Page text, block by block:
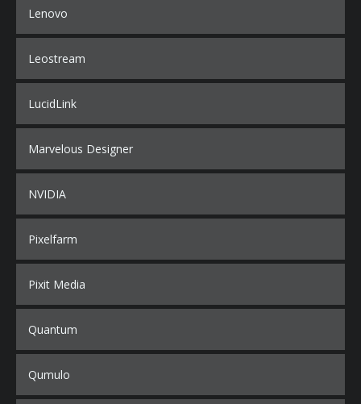
Lenovo
Leostream
LucidLink
Marvelous Designer
NVIDIA
Pixelfarm
Pixit Media
Quantum
Qumulo